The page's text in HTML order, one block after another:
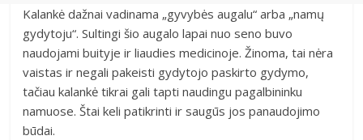
Kalankė dažnai vadinama „gyvybės augalu“ arba „namų
gydytoju“. Sultingi šio augalo lapai nuo seno buvo
naudojami buityje ir liaudies medicinoje. Žinoma, tai nėra
vaistas ir negali pakeisti gydytojo paskirto gydymo,
tačiau kalankė tikrai gali tapti naudingu pagalbininku
namuose. Štai keli patikrinti ir saugūs jos panaudojimo
būdai.